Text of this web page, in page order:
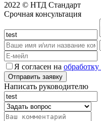
2022 © НТД Стандарт
Срочная консультация
Я согласен на
Написать руководителю